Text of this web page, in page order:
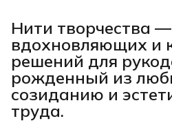
Нити творчества —
вдохновляющих и
решений для
рожденный из
созиданию и
труда.